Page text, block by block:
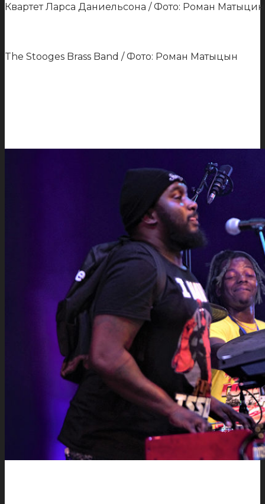
Квартет Ларса Даниельсона / Фото: Роман Матыцин
The Stooges Brass Band / Фото: Роман Матыцын